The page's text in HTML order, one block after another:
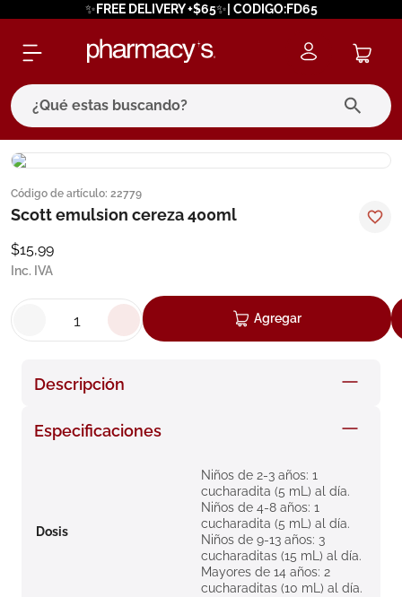
✨FREE DELIVERY +$65✨| CODIGO:FD65
¿Qué estas buscando?
Código de artículo: 22779
Scott emulsion cereza 400ml
$15,99
Inc. IVA
Agregar
Descripción
Especificaciones
Dosis
Niños de 2-3 años: 1
cucharadita (5 mL) al día.
Niños de 4-8 años: 1
cucharadita (5 mL) al día.
Niños de 9-13 años: 3
cucharaditas (15 mL) al día.
Mayores de 14 años: 2
cucharaditas (10 mL) al día.
términos más buscados
1. eucerin
3.
cerave
7. degraler